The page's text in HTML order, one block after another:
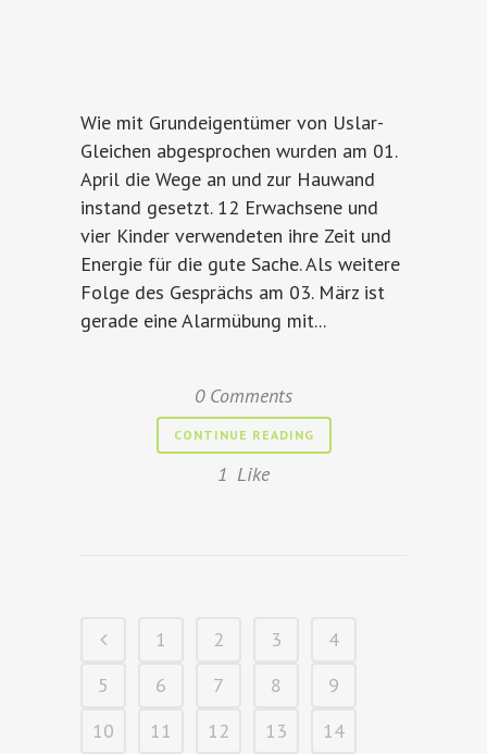
Wie mit Grundeigentümer von Uslar-
Gleichen abgesprochen wurden am 01.
April die Wege an und zur Hauwand
instand gesetzt. 12 Erwachsene und
vier Kinder verwendeten ihre Zeit und
Energie für die gute Sache. Als weitere
Folge des Gesprächs am 03. März ist
gerade eine Alarmübung mit...
0 Comments
CONTINUE READING
1 Like
1 2 3
4
5
6 7 8
9
10
11 12 13
14